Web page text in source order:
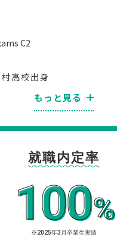
C2
村高校出身
もっと見る
就職内定率
100%
※2025年3月卒業生実績